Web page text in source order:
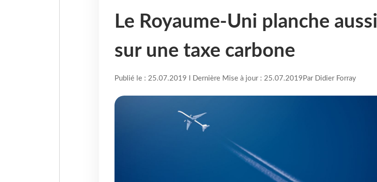
Le Royaume-Uni planche aussi
sur une taxe carbone
Publié le : 25.07.2019 I Dernière Mise à jour : 25.07.2019 Par Didier Forray